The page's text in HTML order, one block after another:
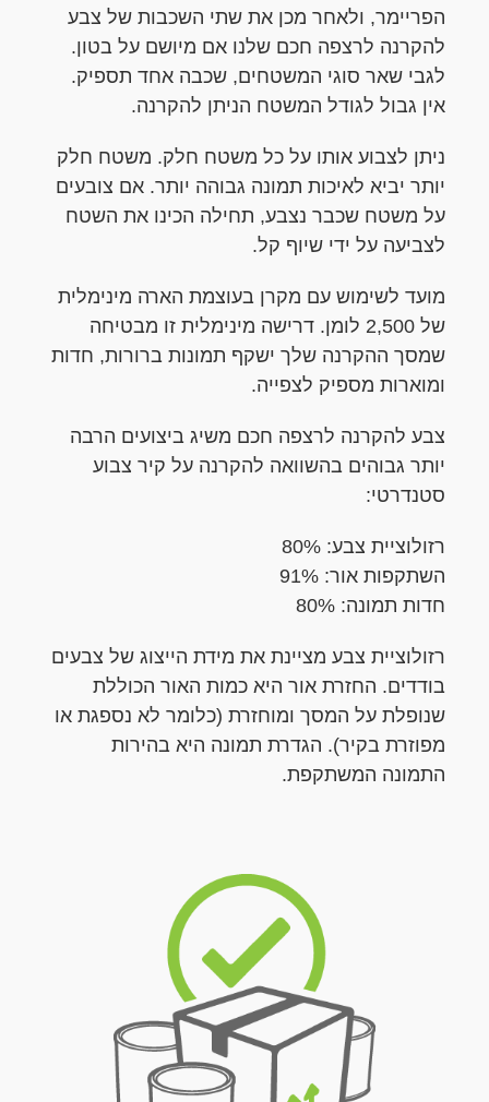
הפריימר, ולאחר מכן את שתי השכבות של צבע
להקרנה לרצפה חכם שלנו אם מיושם על בטון.
לגבי שאר סוגי המשטחים, שכבה אחד תספיק.
אין גבול לגודל המשטח הניתן להקרנה.
ניתן לצבוע אותו על כל משטח חלק. משטח חלק
יותר יביא לאיכות תמונה גבוהה יותר. אם צובעים
על משטח שכבר נצבע, תחילה הכינו את השטח
לצביעה על ידי שיוף קל.
מועד לשימוש עם מקרן בעוצמת הארה מינימלית
של 2,500 לומן. דרישה מינימלית זו מבטיחה
שמסך ההקרנה שלך ישקף תמונות ברורות, חדות
ומוארות מספיק לצפייה.
צבע להקרנה לרצפה חכם משיג ביצועים הרבה
יותר גבוהים בהשוואה להקרנה על קיר צבוע
סטנדרטי:
רזולוציית צבע: 80%
השתקפות אור: 91%
חדות תמונה: 80%
רזולוציית צבע מציינת את מידת הייצוג של צבעים
בודדים. החזרת אור היא כמות האור הכוללת
שנופלת על המסך ומוחזרת (כלומר לא נספגת או
מפוזרת בקיר). הגדרת תמונה היא בהירות
התמונה המשתקפת.